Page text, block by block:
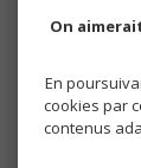
Cookies
On
En
cookies par
contenus